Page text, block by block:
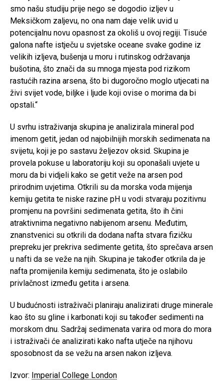
smo našu studiju prije nego se dogodio izljev u
Meksičkom zaljevu, no ona nam daje velik uvid u
potencijalnu novu opasnost za okoliš u ovoj regiji. Tisuće
galona nafte istječu u svjetske oceane svake godine iz
velikih izljeva, bušenja u moru i rutinskog održavanja
bušotina, što znači da su mnoga mjesta pod rizikom
rastućih razina arsena, što bi dugoročno moglo utjecati na
živi svijet vode, biljke i ljude koji ovise o morima da bi
opstali.“
U svrhu istraživanja skupina je analizirala mineral pod
imenom getit, jedan od najobilnijih morskih sedimenata na
svijetu, koji je po sastavu željezov oksid. Skupina je
provela pokuse u laboratoriju koji su oponašali uvjete u
moru da bi vidjeli kako se getit veže na arsen pod
prirodnim uvjetima. Otkrili su da morska voda mijenja
kemiju getita te niske razine pH u vodi stvaraju pozitivnu
promjenu na površini sedimenata getita, što ih čini
atraktivnima negativno nabijenom arsenu. Međutim,
znanstvenici su otkrili da dodana nafta stvara fizičku
prepreku jer prekriva sedimente getita, što sprečava arsen
u nafti da se veže na njih. Skupina je također otkrila da je
nafta promijenila kemiju sedimenata, što je oslabilo
privlačnost između getita i arsena.
U budućnosti istraživači planiraju analizirati druge minerale
kao što su gline i karbonati koji su također sedimenti na
morskom dnu. Sadržaj sedimenata varira od mora do mora
i istraživači će analizirati kako nafta utječe na njihovu
sposobnost da se vežu na arsen nakon izljeva.
Izvor: Imperial College London